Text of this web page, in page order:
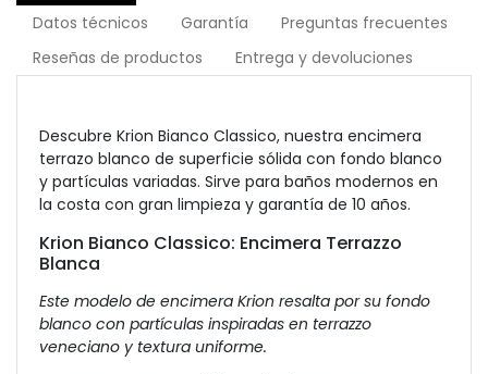
Datos técnicos
Garantía
Preguntas frecuentes
Reseñas de productos
Entrega y devoluciones
Descubre Krion Bianco Classico, nuestra encimera
terrazo blanco de superficie sólida con fondo blanco
y partículas variadas. Sirve para baños modernos en
la costa con gran limpieza y garantía de 10 años.
Krion Bianco Classico: Encimera Terrazzo
Blanca
Este modelo de encimera Krion resalta por su fondo
blanco con partículas inspiradas en terrazzo
veneciano y textura uniforme.